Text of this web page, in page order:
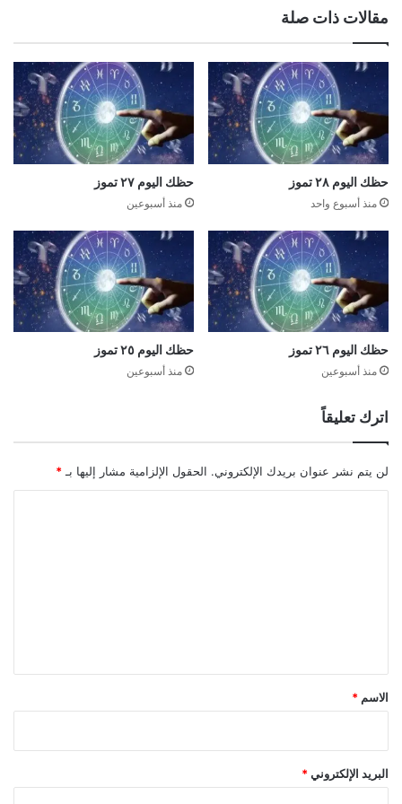
مقالات ذات صلة
حظك اليوم ٢٨ تموز
منذ أسبوع واحد
حظك اليوم ٢٧ تموز
منذ أسبوعين
حظك اليوم ٢٦ تموز
منذ أسبوعين
حظك اليوم ٢٥ تموز
منذ أسبوعين
اترك تعليقاً
لن يتم نشر عنوان بريدك الإلكتروني. الحقول الإلزامية مشار إليها بـ *
*
الاسم *
البريد الإلكتروني*